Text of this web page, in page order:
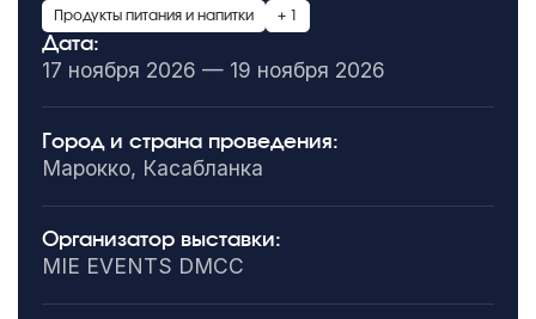
Продукты питания и напитки + 1
Дата:
17 ноября 2026 — 19 ноября 2026
Город и страна проведения:
Марокко, Касабланка
Организатор выставки:
MIE EVENTS DMCC